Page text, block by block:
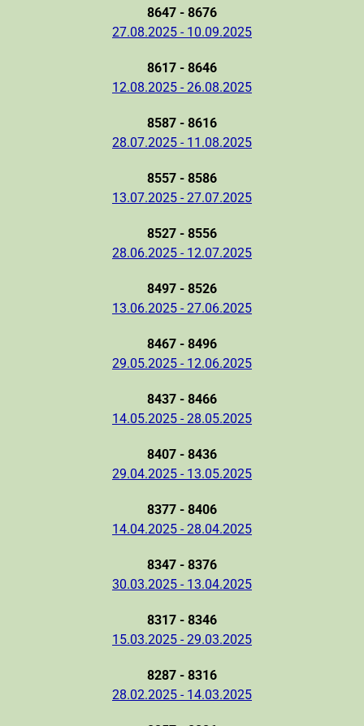
8647 - 8676
27.08.2025 - 10.09.2025
8617 - 8646
12.08.2025 - 26.08.2025
8587 - 8616
28.07.2025 - 11.08.2025
8557 - 8586
13.07.2025 - 27.07.2025
8527 - 8556
28.06.2025 - 12.07.2025
8497 - 8526
13.06.2025 - 27.06.2025
8467 - 8496
29.05.2025 - 12.06.2025
8437 - 8466
14.05.2025 - 28.05.2025
8407 - 8436
29.04.2025 - 13.05.2025
8377 - 8406
14.04.2025 - 28.04.2025
8347 - 8376
30.03.2025 - 13.04.2025
8317 - 8346
15.03.2025 - 29.03.2025
8287 - 8316
28.02.2025 - 14.03.2025